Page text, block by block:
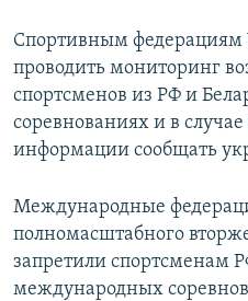
Все сайты RFE/RL
Спортивным
проводить мониторинг
спортсменов из РФ и
соревнованиях и в
информации сообщать
Международные
полномасштабного
запретили спортсменам
международных